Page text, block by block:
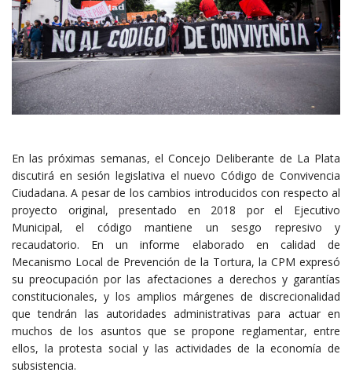
En las próximas semanas, el Concejo Deliberante de La Plata
discutirá en sesión legislativa el nuevo Código de Convivencia
Ciudadana. A pesar de los cambios introducidos con respecto al
proyecto original, presentado en 2018 por el Ejecutivo
Municipal, el código mantiene un sesgo represivo y
recaudatorio. En un informe elaborado en calidad de
Mecanismo Local de Prevención de la Tortura, la CPM expresó
su preocupación por las afectaciones a derechos y garantías
constitucionales, y los amplios márgenes de discrecionalidad
que tendrán las autoridades administrativas para actuar en
muchos de los asuntos que se propone reglamentar, entre
ellos, la protesta social y las actividades de la economía de
subsistencia.